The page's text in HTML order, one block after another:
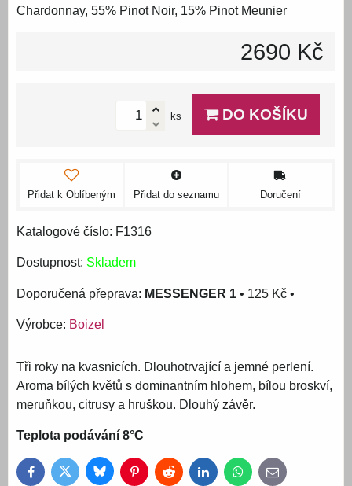
Chardonnay, 55% Pinot Noir, 15% Pinot Meunier
2690 Kč
ks DO KOŠÍKU
Přidat k Oblíbeným Přidat do seznamu Doručení
Katalogové číslo: F1316
Dostupnost: Skladem
MESSENGER 1 • 125 Kč •
Výrobce: Boizel
Tři roky na kvasnicích. Dlouhotrvající a jemné perlení.
Aroma bílých květů s dominantním hlohem, bílou broskví,
meruňkou, citrusy a hruškou. Dlouhý závěr.
Teplota podávání 8°C
FacebookTwitter BlueskyPinterestReddit LinkedInWhatsApp
E-